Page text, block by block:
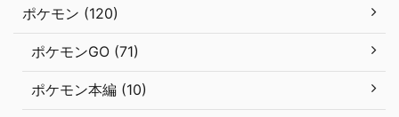
ポケモン (120)
ポケモンGO (71)
ポケモン本編 (10)